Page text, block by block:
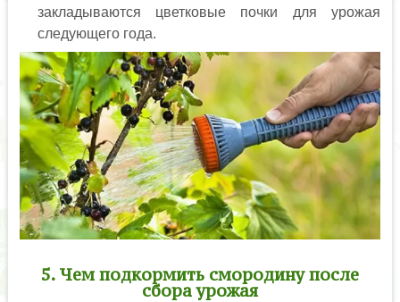
закладываются цветковые почки для урожая
следующего года.
5. Чем подкормить смородину после
сбора урожая